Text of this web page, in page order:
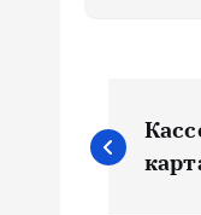
Н
а